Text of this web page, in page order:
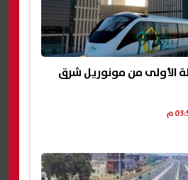
الأولى من مونوريل شرق